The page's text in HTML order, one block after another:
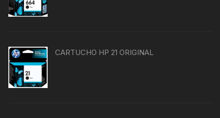
CARTUCHO HP 21 ORIGINAL